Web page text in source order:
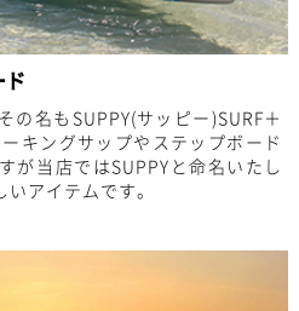
の名もSUPPY(サッピー)SURF＋
キングサップやステップボード
が当店ではSUPPYと命名いたし
アイテムです。